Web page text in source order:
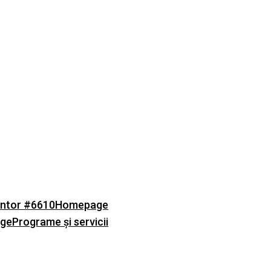
#6610Homepage
Programe și servicii